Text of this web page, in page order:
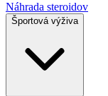
Náhrada steroidov
Športová výživa